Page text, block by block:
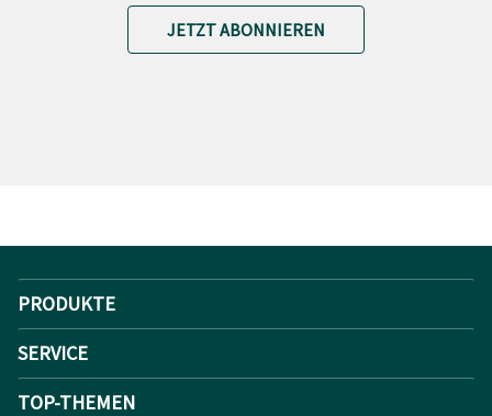
JETZT ABONNIEREN
PRODUKTE
SERVICE
TOP-THEMEN